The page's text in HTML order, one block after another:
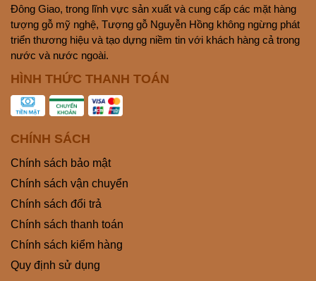
Đông Giao, trong lĩnh vực sản xuất và cung cấp các mặt hàng
tượng gỗ mỹ nghệ, Tượng gỗ Nguyễn Hồng không ngừng phát
triển thương hiệu và tạo dựng niềm tin với khách hàng cả trong
nước và nước ngoài.
HÌNH THỨC THANH TOÁN
CHÍNH SÁCH
Chính sách bảo mật
Chính sách vận chuyển
Chính sách đổi trả
Chính sách thanh toán
Chính sách kiểm hàng
Quy định sử dụng